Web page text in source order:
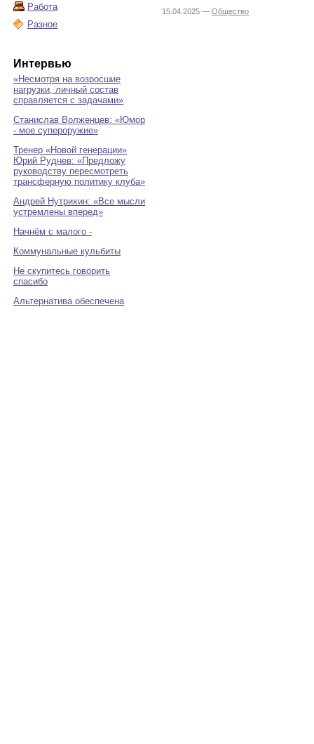
Работа
Разное
Интервью
«Несмотря на возросшие
нагрузки, личный состав
справляется с задачами»
Станислав Волженцев: «Юмор
- мое супероружие»
Тренер «Новой генерации»
Юрий Руднев: «Предложу
руководству пересмотреть
трансферную политику клуба»
Андрей Нутрихин: «Все мысли
устремлены вперед»
Начнём с малого -
Коммунальные кульбиты
Не скупитесь говорить
спасибо
Альтернатива обеспечена
15.04.2025 — Общество